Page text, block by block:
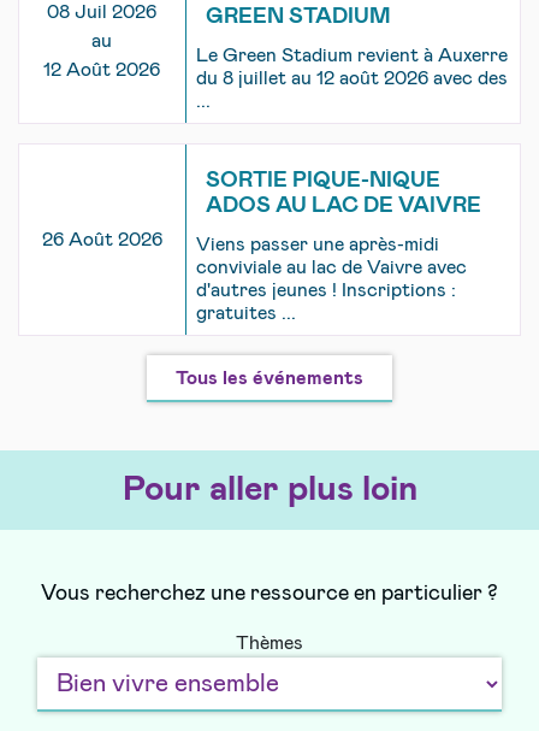
08 Juil 2026
au
12 Août 2026
GREEN STADIUM
Le Green Stadium revient à Auxerre
du 8 juillet au 12 août 2026 avec des
...
26 Août 2026
SORTIE PIQUE-NIQUE
ADOS AU LAC DE VAIVRE
Viens passer une après-midi
conviviale au lac de Vaivre avec
d'autres jeunes ! Inscriptions :
gratuites ...
Tous les événements
Pour aller plus loin
Vous recherchez une ressource en particulier ?
Thèmes